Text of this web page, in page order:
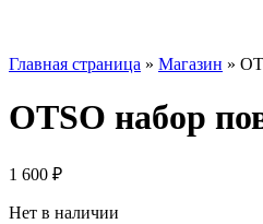
Главная страница » Магазин »
OTSO набор
1 600 ₽
Нет в наличии